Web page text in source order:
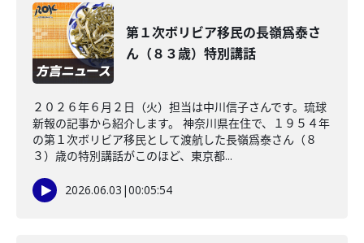
第１次ボリビア移民の長嶺爲泰さ
ん（８３歳）特別講話
２０２６年６月２日（火）担当は中川信子さんです。琉球
新報の記事から紹介します。 神奈川県在住で、１９５４年
の第１次ボリビア移民として渡航した長嶺爲泰さん（８
３）歳の特別講話がこのほど、東京都...
2026.06.03 |00:05:54